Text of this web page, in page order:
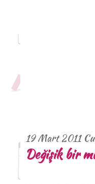
19 Mart 2011
Değişik bir